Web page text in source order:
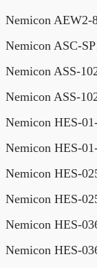
Nemicon AEW2-
Nemicon ASC-
Nemicon ASS-
Nemicon ASS-
Nemicon HES-
Nemicon HES-
Nemicon HES-
Nemicon HES-
Nemicon HES-
Nemicon HES-